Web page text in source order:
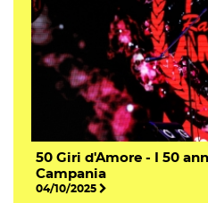
50 Giri d'Amore - I 50
Campania
04/10/2025